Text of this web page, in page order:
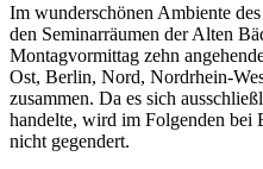
Im wunderschönen Ambiente
den Seminarräumen der Alten
Montagvormittag zehn
Ost, Berlin, Nord, Nordrhein-
zusammen. Da es sich
handelte, wird im Folgenden bei
nicht gegendert.